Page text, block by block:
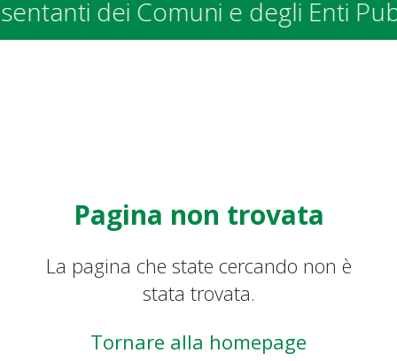
dei Comuni e degli Enti
Pagina non trovata
La pagina che state cercando non è
stata trovata.
Tornare alla homepage